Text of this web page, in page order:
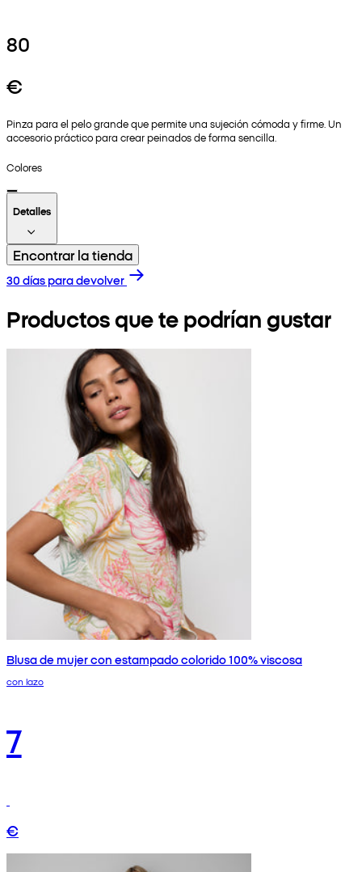
80
€
Pinza para el pelo grande que permite una sujeción cómoda y firme. Un
accesorio práctico para crear peinados de forma sencilla.
Colores
Detalles
Encontrar la tienda
30 días para devolver
Productos que te podrían gustar
Blusa de mujer con estampado colorido 100% viscosa
con lazo
7
€